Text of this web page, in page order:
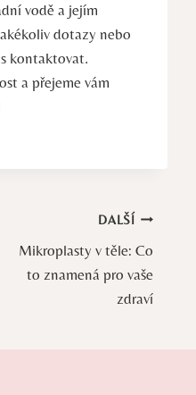
vodě a jejím
dotazy nebo
kontaktovat.
a přejeme vám
DALŠÍ
Mikroplasty v těle: Co
to znamená pro vaše
zdraví